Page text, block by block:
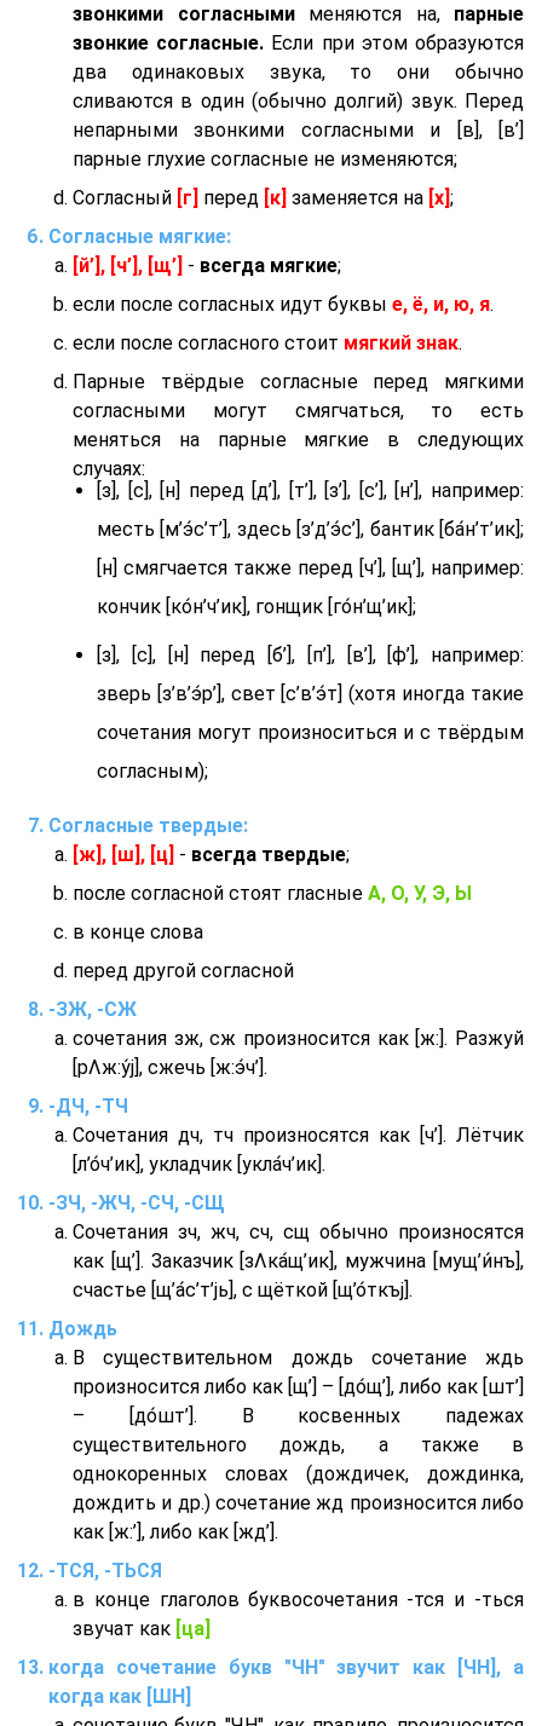
звонкими согласнымименяются на, парные
звонкие согласные. Если при этом образуются
два одинаковых звука, то они обычно
сливаются в один (обычно долгий) звук. Перед
непарными звонкими согласными и [в], [в’]
парные глухие согласные не изменяются;
Согласный [г] перед [к] заменяется на [х];
Согласные мягкие:
[й’], [ч’], [щ’] - всегда мягкие;
если после согласных идут буквы е, ё, и, ю, я.
если после согласного стоит мягкий знак.
Парные твёрдые согласные перед мягкими
согласными могут смягчаться, то есть
меняться на парные мягкие в следующих
случаях:
[з], [с], [н] перед [д’], [т’], [з’], [с’], [н’], например:
месть [м’э́с’т’], здесь [з’д’э́с’], бантик [ба́н’т’ик];
[н] смягчается также перед [ч’], [щ’], например:
кончик [ко́н’ч’ик], гонщик [го́н’щ’ик];
[з], [с], [н] перед [б’], [п’], [в’], [ф’], например:
зверь [з’в’э́р’], свет [с’в’э́т] (хотя иногда такие
сочетания могут произноситься и с твёрдым
согласным);
Согласные твердые:
[ж], [ш], [ц] - всегда твердые;
после согласной стоят гласные А, О, У, Э, Ы
в конце слова
перед другой согласной
-ЗЖ, -СЖ
сочетания зж, сж произносится как [ж:]. Разжуй
[рΛж:у́j], сжечь [ж:э́ч’].
-ДЧ, -ТЧ
Сочетания дч, тч произносятся как [ч’]. Лётчик
[л’о́ч’ик], укладчик [укла́ч’ик].
-ЗЧ, -ЖЧ, -СЧ, -СЩ
Сочетания зч, жч, сч, сщ обычно произносятся
как [щ’]. Заказчик [зΛка́щ’ик], мужчина [мущ’и́нъ],
счастье [щ’а́с’т’jь], с щёткой [щ’о́ткъj].
Дождь
В существительном дождь сочетание ждь
произносится либо как [щ’] – [до́щ’], либо как [шт’]
– [до́шт’]. В косвенных падежах
существительного дождь, а также в
однокоренных словах (дождичек, дождинка,
дождить и др.) сочетание жд произносится либо
как [ж:’], либо как [жд’].
-ТСЯ, -ТЬСЯ
в конце глаголов буквосочетания -тся и -ться
звучат как [ца]
когда сочетание букв "ЧН" звучит как [ЧН], а
когда как [ШН]